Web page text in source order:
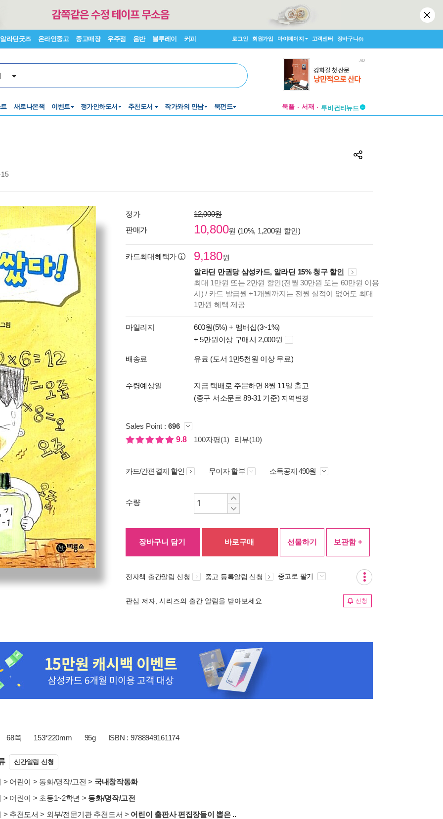
알라딘굿즈 온라인중고 중고매장 우주점 음반 블루레이 커피 로그인 회원가입 마이페이지 고객센터 장바구니(0)
새로나온책 이벤트 정가인하도서 추천도서 작가와의 만남 북펀드 북플 서재
투비컨티뉴드
정가
12,000원
판매가
10,800원 (10%, 1,200원 할인)
카드최대혜택가 9,180원
알라딘 만권당 삼성카드, 알라딘 15% 청구 할인
최대 1만원 또는 2만원 할인(전월 30만원 또는 60만원 이용
시) / 카드 발급월 +1개월까지는 전월 실적이 없어도 최대
1만원 혜택 제공
마일리지 600원(5%) + 멤버십(3~1%)
+ 5만원이상 구매시 2,000원
배송료 유료 (도서 1만5천원 이상 무료)
수령예상일
지금 택배로 주문하면 8월 11일 출고
(중구 서소문로 89-31 기준) 지역변경
Sales Point : 696
9.8
100자평(1) 리뷰(10)
카드/간편결제 할인 무이자 할부 소득공제 490원
수량
장바구니 담기 바로구매 선물하기 보관함 +
전자책 출간알림 신청 중고 등록알림 신청 중고로 팔기
관심 저자, 시리즈의 출간 알림을 받아보세요 신청
68쪽 153*220mm 95g ISBN : 9788949161174
신간알림 신청
> 어린이 > 동화/명작/고전 > 국내창작동화
> 어린이 > 초등1~2학년 > 동화/명작/고전
> 추천도서 > 외부/전문기관 추천도서 > 어린이 출판사 편집장들이 뽑은 ..